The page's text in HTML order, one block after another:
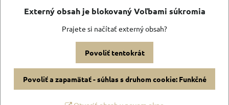
Externý obsah je blokovaný Voľbami súkromia
Prajete si načítať externý obsah?
Povoliť tentokrát
Povoliť a zapamätať - súhlas s druhom cookie: Funkčné